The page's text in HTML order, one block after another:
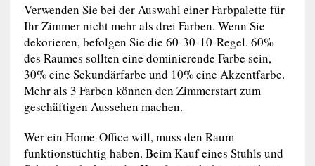
Verwenden Sie bei der Auswahl einer Farbpalette für
Ihr Zimmer nicht mehr als drei Farben. Wenn Sie
dekorieren, befolgen Sie die 60-30-10-Regel. 60%
des Raumes sollten eine dominierende Farbe sein,
30% eine Sekundärfarbe und 10% eine Akzentfarbe.
Mehr als 3 Farben können den Zimmerstart zum
geschäftigen Aussehen machen.
Wer ein Home-Office will, muss den Raum
funktionstüchtig haben. Beim Kauf eines Stuhls und